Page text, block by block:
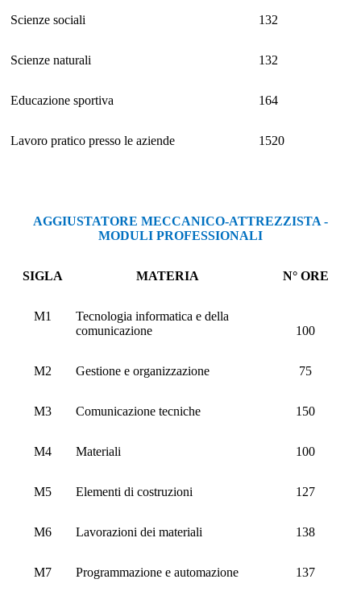
Scienze sociali 132
Scienze naturali 132
Educazione sportiva 164
Lavoro pratico presso le aziende 1520
AGGIUSTATORE MECCANICO-ATTREZZISTA -
MODULI PROFESSIONALI
SIGLA MATERIA N° ORE
M1
Tecnologia informatica e della
comunicazione
100
M2 Gestione e organizzazione 75
M3 Comunicazione tecniche 150
M4 Materiali 100
M5 Elementi di costruzioni 127
M6 Lavorazioni dei materiali 138
M7 Programmazione e automazione 137